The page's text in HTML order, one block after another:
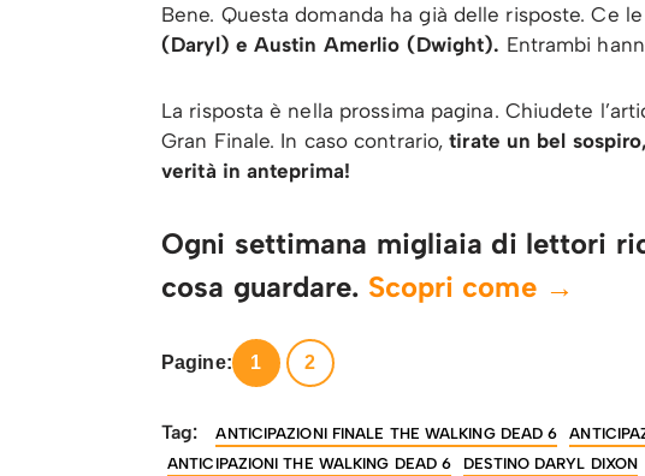
Bene. Questa domanda ha già delle risposte. Ce
(Daryl) e Austin Amerlio (Dwight). Entrambi
La risposta è nella prossima pagina. Chiudete
Gran Finale. In caso contrario,tirate un bel
verità in anteprima!
Ogni settimana migliaia di lettori
cosa guardare. Scopri come →
Pagine: 1 2
Tag: ANTICIPAZIONI FINALE THE WALKING DEAD 6
ANTICIPAZIONI THE WALKING DEAD 6
DESTINO DARYL DIXON